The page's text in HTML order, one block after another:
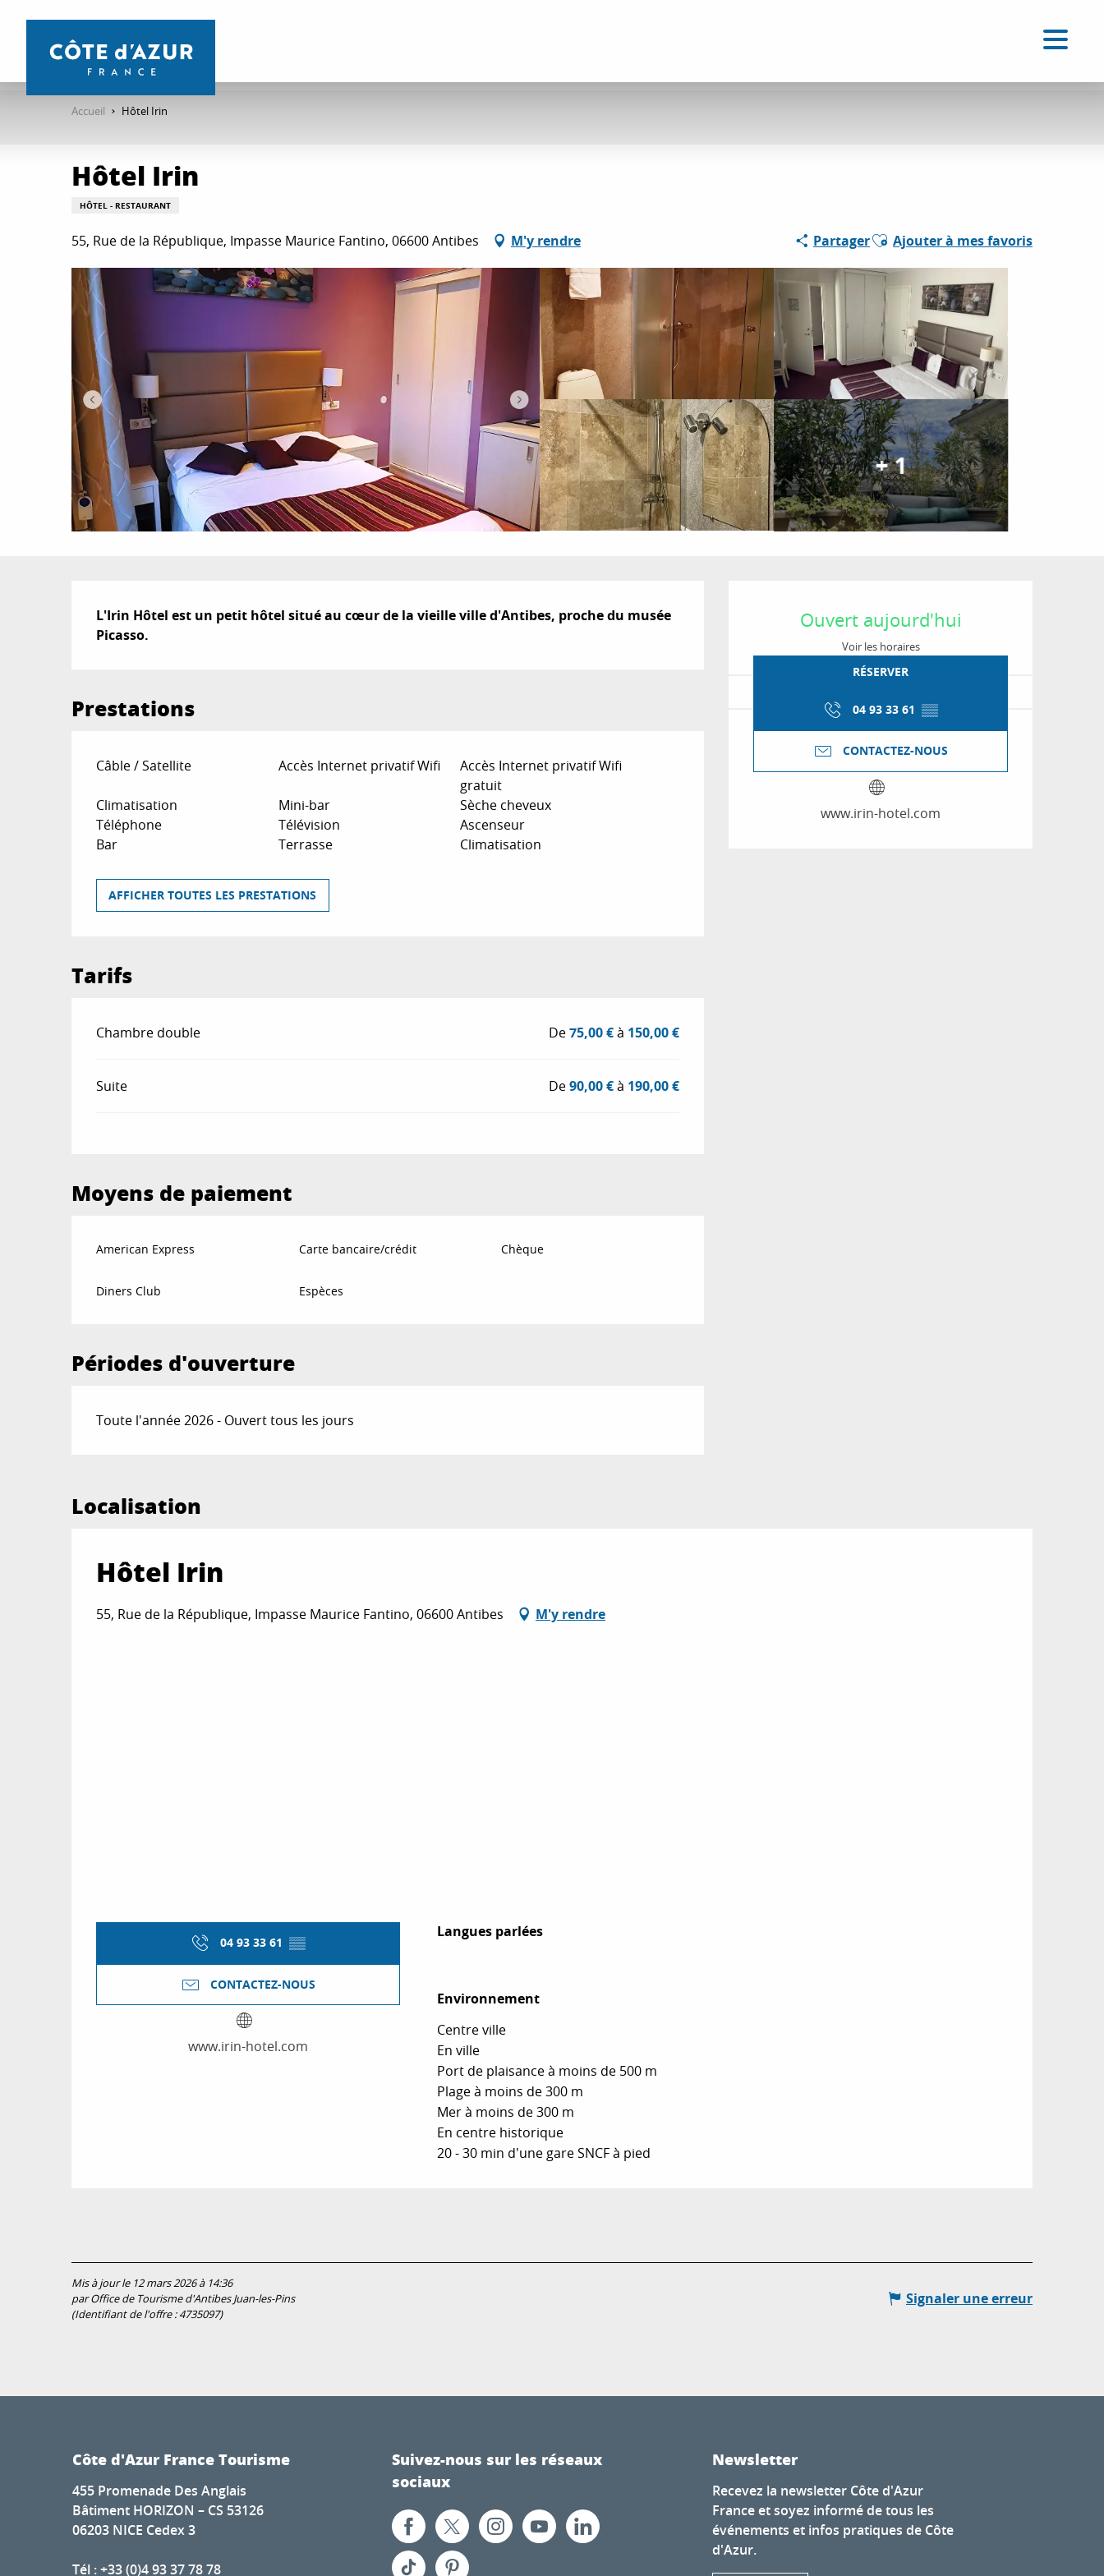
contenu
Accueil Hôtel Irin
Hôtel Irin
HÔTEL - RESTAURANT
55, Rue de la République, Impasse Maurice Fantino, 06600 Antibes M'y rendre PartagerAjouter aux favoris
Ajouter à mes favoris
+ 1
Ouverture et
Ouvert aujourd'hui
Voir les horaires
RÉSERVER
04 93 33 61 ▒▒
CONTACTEZ-NOUS
www.irin-hotel.com
Description
L'Irin Hôtel est un petit hôtel situé au cœur de la vieille ville d'Antibes, proche du musée
Picasso.
Prestations
Câble / Satellite Accès Internet privatif Wifi
Accès Internet privatif Wifi
gratuit
Climatisation
Mini-bar
Sèche cheveux
Téléphone
Télévision
Ascenseur
Bar
Terrasse Climatisation
AFFICHER TOUTES LES PRESTATIONS
Tarifs
Tarifs 2026
Chambre double De75,00 €à 150,00 €
Suite De90,00 €à 190,00 €
Moyens de paiement
American Express Carte bancaire/crédit Chèque
Diners Club Espèces
Périodes d'ouverture
Toute l'année 2026 - Ouvert tous les jours
Localisation
Hôtel Irin
55, Rue de la République, Impasse Maurice Fantino, 06600 Antibes M'y rendre
04 93 33 61 ▒▒
CONTACTEZ-NOUS
www.irin-hotel.com
Langues parlées
Langues parlées
Environnement
Environnement
Centre ville
En ville
Port de plaisance à moins de 500 m
Plage à moins de 300 m
Mer à moins de 300 m
En centre historique
20 - 30 min d'une gare SNCF à pied
Mis à jour le 12 mars 2026 à 14:36
par Office de Tourisme d'Antibes Juan-les-Pins
(Identifiant de l'offre :4735097)
Signaler une erreur
Côte d'Azur France Tourisme
455 Promenade Des Anglais
Bâtiment HORIZON – CS 53126
06203 NICE Cedex 3
Tél : +33 (0)4 93 37 78 78
Suivez-nous sur les réseaux
sociaux
Newsletter
Recevez la newsletter Côte d'Azur
France et soyez informé de tous les
événements et infos pratiques de Côte
d'Azur.